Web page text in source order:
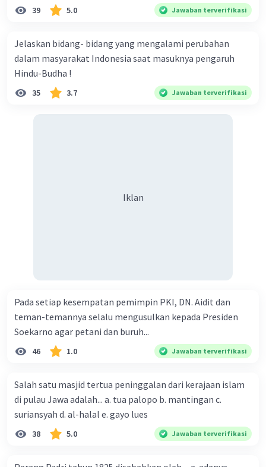
39 5.0 Jawaban terverifikasi
Jelaskan bidang- bidang yang mengalami perubahan
dalam masyarakat Indonesia saat masuknya pengaruh
Hindu-Budha !
35 3.7 Jawaban terverifikasi
Iklan
Pada setiap kesempatan pemimpin PKI, DN. Aidit dan
teman-temannya selalu mengusulkan kepada Presiden
Soekarno agar petani dan buruh...
46 1.0 Jawaban terverifikasi
Salah satu masjid tertua peninggalan dari kerajaan islam
di pulau Jawa adalah... a. tua palopo b. mantingan c.
suriansyah d. al-halal e. gayo lues
38 5.0 Jawaban terverifikasi